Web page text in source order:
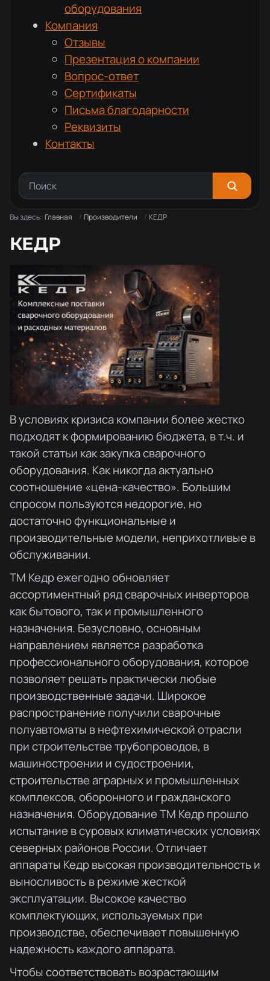
оборудования
Компания
Отзывы
Презентация о компании
Вопрос-ответ
Сертификаты
Письма благодарности
Реквизиты
Контакты
Вы здесь: Главная Производители КЕДР
КЕДР
В условиях кризиса компании более жестко
подходят к формированию бюджета, в т.ч. и
такой статьи как закупка сварочного
оборудования. Как никогда актуально
соотношение «цена-качество». Большим
спросом пользуются недорогие, но
достаточно функциональные и
производительные модели, неприхотливые в
обслуживании.
ТМ Кедр ежегодно обновляет
ассортиментный ряд сварочных инверторов
как бытового, так и промышленного
назначения. Безусловно, основным
направлением является разработка
профессионального оборудования, которое
позволяет решать практически любые
производственные задачи. Широкое
распространение получили сварочные
полуавтоматы в нефтехимической отрасли
при строительстве трубопроводов, в
машиностроении и судостроении,
строительстве аграрных и промышленных
комплексов, оборонного и гражданского
назначения. Оборудование ТМ Кедр прошло
испытание в суровых климатических условиях
северных районов России. Отличает
аппараты Кедр высокая производительность и
выносливость в режиме жесткой
эксплуатации. Высокое качество
комплектующих, используемых при
производстве, обеспечивает повышенную
надежность каждого аппарата.
Чтобы соответствовать возрастающим